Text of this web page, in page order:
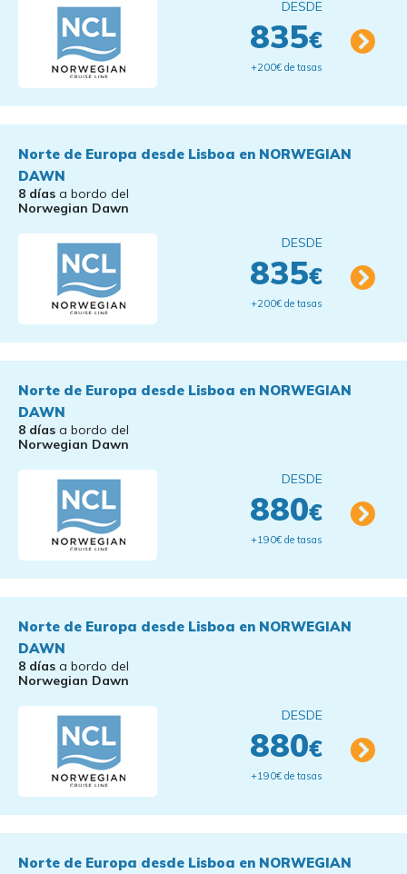
DESDE
835€
+200€ de tasas
Norte de Europa desde Lisboa en NORWEGIAN
DAWN
8 días a bordo del
Norwegian Dawn
DESDE
835€
+200€ de tasas
Norte de Europa desde Lisboa en NORWEGIAN
DAWN
8 días a bordo del
Norwegian Dawn
DESDE
880€
+190€ de tasas
Norte de Europa desde Lisboa en NORWEGIAN
DAWN
8 días a bordo del
Norwegian Dawn
DESDE
880€
+190€ de tasas
Norte de Europa desde Lisboa en NORWEGIAN